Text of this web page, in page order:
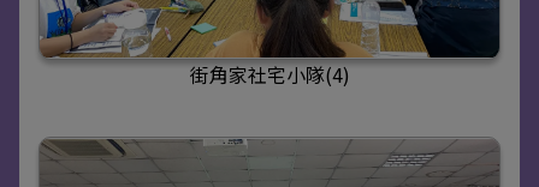
街角家社宅小隊(4)